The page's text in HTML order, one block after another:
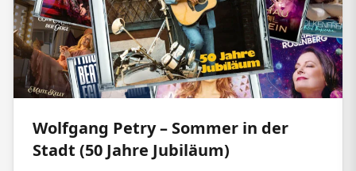
Wolfgang Petry – Sommer in der
Stadt (50 Jahre Jubiläum)